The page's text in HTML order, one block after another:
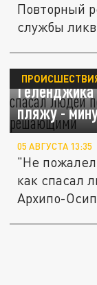
Повторный
службы
"Сам не
Геленджика
пляжу -
05 АВГУСТА 13:35
"Не
как спасал
Архипо-